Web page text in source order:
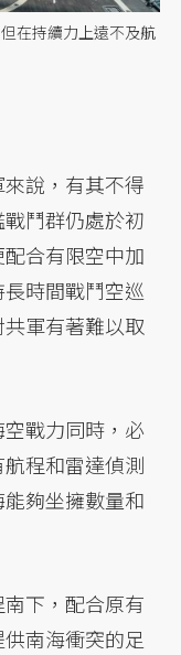
在持續力上遠不及航
說，有其不得
鬥群仍處於初
合有限空中加
時間戰鬥空巡
軍有著難以取
戰力同時，必
程和雷達偵測
夠坐擁數量和
下，配合原有
南海衝突的足